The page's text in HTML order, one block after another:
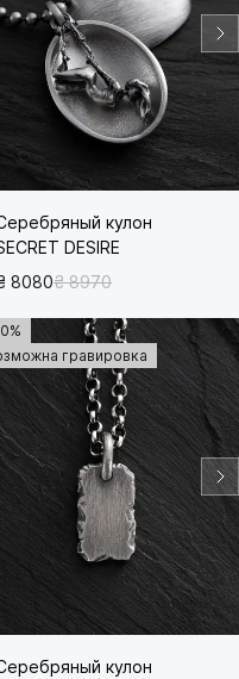
кулон
DESIRE
8080₴ 8970
гравировка
кулон